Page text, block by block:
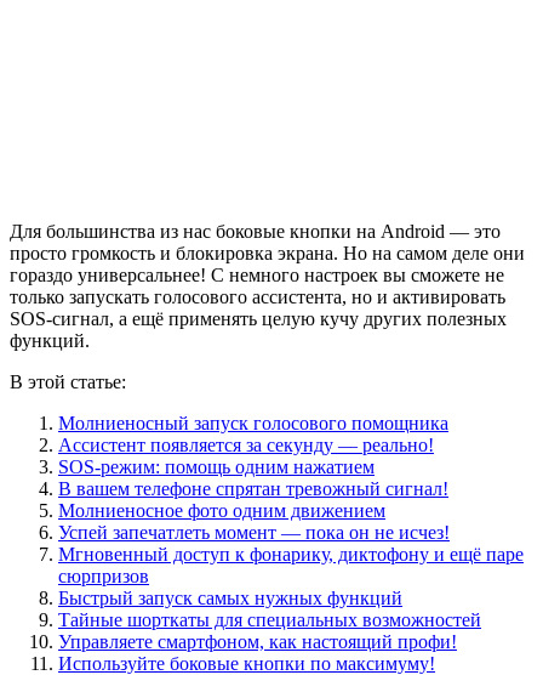
Для большинства из нас боковые кнопки на Android — это
просто громкость и блокировка экрана. Но на самом деле они
гораздо универсальнее! С немного настроек вы сможете не
только запускать голосового ассистента, но и активировать
SOS-сигнал, а ещё применять целую кучу других полезных
функций.
В этой статье:
Молниеносный запуск голосового помощника
Ассистент появляется за секунду — реально!
SOS-режим: помощь одним нажатием
В вашем телефоне спрятан тревожный сигнал!
Молниеносное фото одним движением
Успей запечатлеть момент — пока он не исчез!
Мгновенный доступ к фонарику, диктофону и ещё паре
сюрпризов
Быстрый запуск самых нужных функций
Тайные шорткаты для специальных возможностей
Управляете смартфоном, как настоящий профи!
Используйте боковые кнопки по максимуму!